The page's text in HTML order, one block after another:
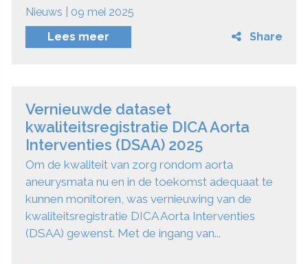
Nieuws | 09 mei 2025
Lees meer
Share
Vernieuwde dataset
kwaliteitsregistratie DICA Aorta
Interventies (DSAA) 2025
Om de kwaliteit van zorg rondom aorta
aneurysmata nu en in de toekomst adequaat te
kunnen monitoren, was vernieuwing van de
kwaliteitsregistratie DICA Aorta Interventies
(DSAA) gewenst. Met de ingang van...